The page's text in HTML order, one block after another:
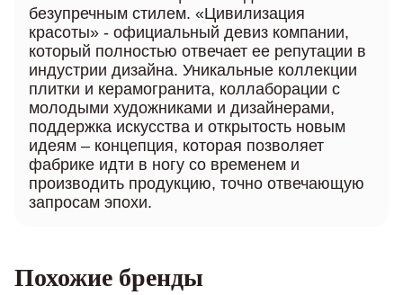
безупречным стилем. «Цивилизация
красоты» - официальный девиз компании,
который полностью отвечает ее репутации в
индустрии дизайна. Уникальные коллекции
плитки и керамогранита, коллаборации с
молодыми художниками и дизайнерами,
поддержка искусства и открытость новым
идеям – концепция, которая позволяет
фабрике идти в ногу со временем и
производить продукцию, точно отвечающую
запросам эпохи.
Похожие бренды